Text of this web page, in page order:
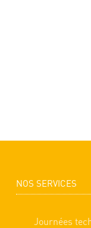
NOS SERVICES
Journées